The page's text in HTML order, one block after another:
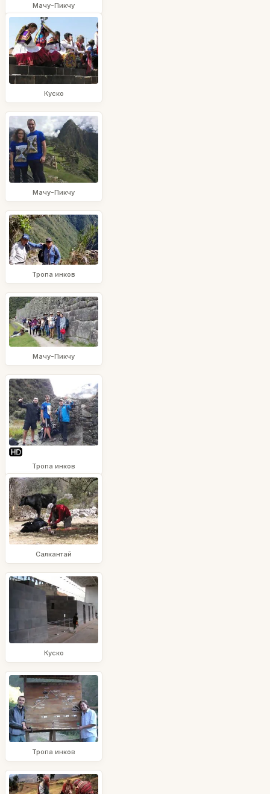
Мачу-Пикчу
Куско
Мачу-Пикчу
Тропа инков
Мачу-Пикчу
Тропа инков
Салкантай
Куско
Тропа инков